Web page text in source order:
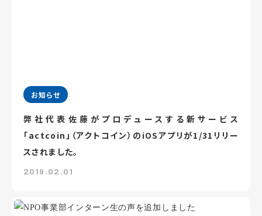
お知らせ
弊社代表佐藤がプロデュースする新サービス
「actcoin」（アクトコイン）のiOSアプリが1/31リリー
スされました。
2019.02.01